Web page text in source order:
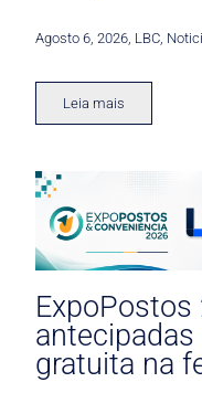
Agosto 6, 2026 LBC
Leia mais
gratuita na